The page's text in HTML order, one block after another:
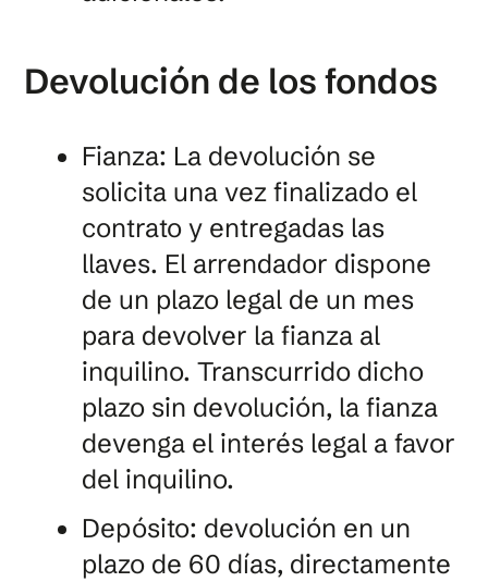
Devolución de los fondos
Fianza: La devolución se
solicita una vez finalizado el
contrato y entregadas las
llaves. El arrendador dispone
de un plazo legal de un mes
para devolver la fianza al
inquilino. Transcurrido dicho
plazo sin devolución, la fianza
devenga el interés legal a favor
del inquilino.
Depósito: devolución en un
plazo de 60 días, directamente